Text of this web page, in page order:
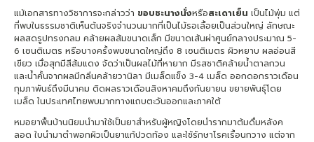
แม้เอกสารทางวิชาการจะกล่าวว่า ขอบชะนางนั่งหรือสะเดาเย็น เป็นไม้พุ่ม แต่
ที่พบในธรรมชาติเห็นต้นจริงจำนวนมากที่เป็นไม้รอเลื้อยเป็นส่วนใหญ่ ลักษณะ
ผลสดรูปทรงกลม คล้ายผลส้มขนาดเล็ก มีขนาดเส้นผ่าศูนย์กลางประมาณ 5-
6 เซนติเมตร หรือบางครั้งพบขนาดใหญ่ถึง 8 เซนติเมตร ผิวหยาบ ผลอ่อนสี
เขียว เมื่อสุกมีสีส้มแดง จัดว่าเป็นผลไม้ที่หายาก มีรสชาติคล้ายน้ำตาลกวน
และน้ำคั้นจากผลมีกลิ่นคล้ายวานิลา มีเมล็ดแข็ง 3-4 เมล็ด ออกดอกราวเดือน
กุมภาพันธ์ถึงมีนาคม ติดผลราวเดือนสิงหาคมถึงกันยายน ขยายพันธุ์โดย
เมล็ด ในประเทศไทยพบมากทางแถบตะวันออกและภาคใต้
หมอยาพื้นบ้านนิยมนำมาใช้เป็นยาสำหรับผู้หญิงโดยนำรากมาต้มดื่มหลังค
ลอด ใบนำมาตำพอกผิวเป็นยาแก้ปวดท้อง และใช้รักษาโรคเรื้อนกวาง แต่จาก